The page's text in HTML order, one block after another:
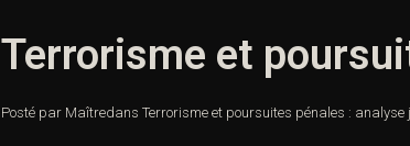
Terrorisme et
Posté par Maîtredans Terrorisme et poursuites pénales : analyse